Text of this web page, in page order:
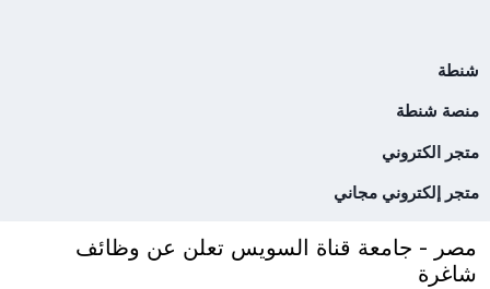
شنطة
منصة شنطة
متجر الكتروني
متجر إلكتروني مجاني
مصر - جامعة قناة السويس تعلن عن وظائف
شاغرة